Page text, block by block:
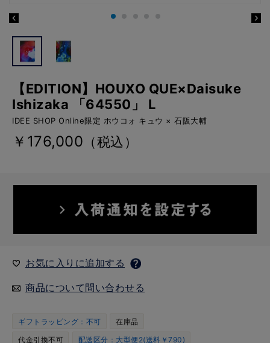
【EDITION】HOUXO QUE×Daisuke
Ishizaka 「64550」 L
IDEE SHOP Online限定 ホウコォ キュウ × 石阪大輔
￥176,000 （税込）
お気に入りに追加する
商品について問い合わせる
ギフトラッピング：不可
在庫品
代金引換不可
配送区分：大型便2(送料￥790)